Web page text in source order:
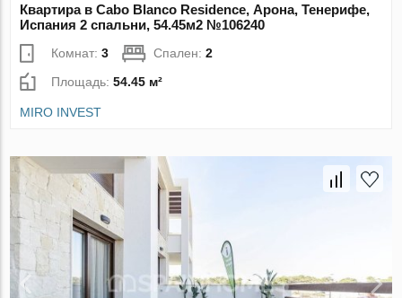
Квартира в Cabo Blanco Residence, Арона, Тенерифе,
Испания 2 спальни, 54.45м2 №106240
Комнат:3 Спален:2
Площадь:54.45 м²
MIRO INVEST